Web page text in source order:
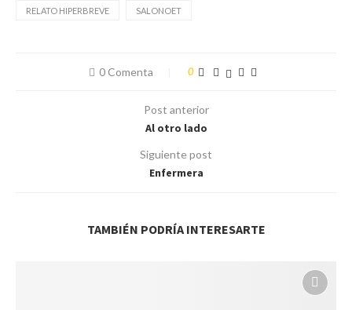
RELATO HIPERBREVE SALONOET
0 Comenta 0
Post anterior
Al otro lado
Siguiente post
Enfermera
TAMBIÉN PODRÍA INTERESARTE